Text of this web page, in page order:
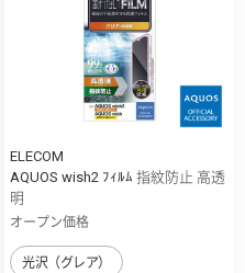
ELECOM
AQUOS wish2 ﾌｨﾙﾑ 指紋防止 高透
明
オープン価格
光沢（グレア）